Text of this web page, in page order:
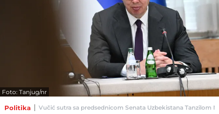
Foto: Tanjug/nr
Politika Vučić sutra sa predsednicom Senata Uzbekistana Tanzilom